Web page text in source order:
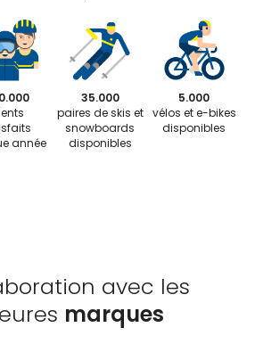
année
35.000
paires de skis et
snowboards
disponibles
5.000
vélos et e-bikes
disponibles
avec les
marques